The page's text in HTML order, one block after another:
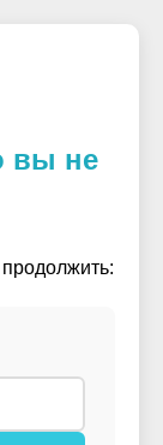
вы не